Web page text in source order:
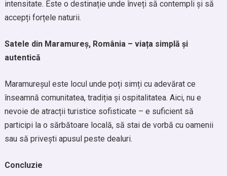
intensitate. Este o destinație unde înveți să contempli și să
accepți forțele naturii.
Satele din Maramureș, România – viața simplă și
autentică
Maramureșul este locul unde poți simți cu adevărat ce
înseamnă comunitatea, tradiția și ospitalitatea. Aici, nu e
nevoie de atracții turistice sofisticate – e suficient să
participi la o sărbătoare locală, să stai de vorbă cu oamenii
sau să privești apusul peste dealuri.
Concluzie